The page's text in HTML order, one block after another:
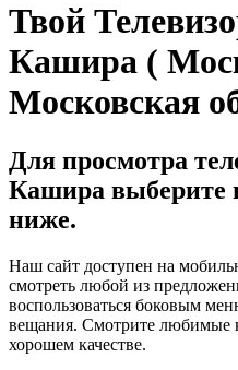
Твой
Кашира (
Московская
Для просмотра
Кашира выберите
ниже.
Наш сайт доступен на
смотреть любой из
воспользоваться боковым
вещания. Смотрите любимые
хорошем качестве.